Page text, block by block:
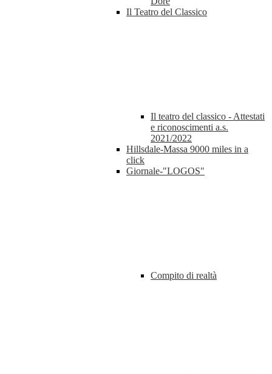
Il Teatro del Classico
Il teatro del classico - Attestati
e riconoscimenti a.s.
2021/2022
Hillsdale-Massa 9000 miles in a
click
Giornale-"LOGOS"
Compito di realtà